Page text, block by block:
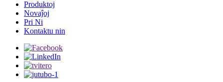
Produktoj
Novaĵoj
Pri Ni
Kontaktu nin